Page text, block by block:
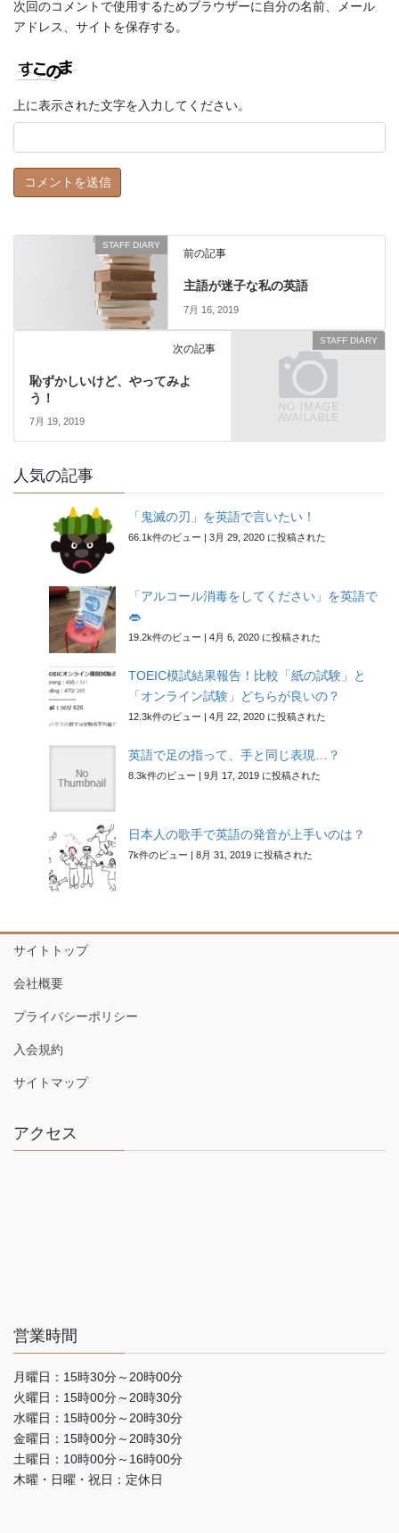
次回のコメントで使用するためブラウザーに自分の名前、メール
アドレス、サイトを保存する。
上に表示された文字を入力してください。
STAFF DIARY
前の記事
主語が迷子な私の英語
7月 16, 2019
STAFF DIARY
次の記事
恥ずかしいけど、やってみよ
う！
7月 19, 2019
人気の記事
「鬼滅の刃」を英語で言いたい！
66.1k件のビュー | 3月 29, 2020 に投稿された
「アルコール消毒をしてください」を英語で
👄
19.2k件のビュー | 4月 6, 2020 に投稿された
TOEIC模試結果報告！比較「紙の試験」と
「オンライン試験」どちらが良いの？
12.3k件のビュー | 4月 22, 2020 に投稿された
英語で足の指って、手と同じ表現…？
8.3k件のビュー | 9月 17, 2019 に投稿された
日本人の歌手で英語の発音が上手いのは？
7k件のビュー | 8月 31, 2019 に投稿された
サイトトップ
会社概要
プライバシーポリシー
入会規約
サイトマップ
アクセス
営業時間
月曜日：15時30分～20時00分
火曜日：15時00分～20時30分
水曜日：15時00分～20時30分
金曜日：15時00分～20時30分
土曜日：10時00分～16時00分
木曜・日曜・祝日：定休日